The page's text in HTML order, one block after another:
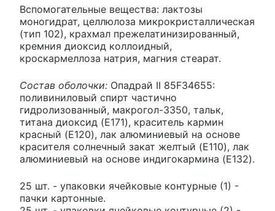
Вспомогательные вещества: лактозы
моногидрат, целлюлоза микрокристаллическая
(тип 102), крахмал прежелатинизированный,
кремния диоксид коллоидный,
кроскармеллоза натрия, магния стеарат.
Состав оболочки: Опадрай II 85F34655:
поливиниловый спирт частично
гидролизованный, макрогол-3350, тальк,
титана диоксид (E171), краситель кармин
красный (E120), лак алюминиевый на основе
красителя солнечный закат желтый (E110), лак
алюминиевый на основе индигокармина (E132).
25 шт. - упаковки ячейковые контурные (1) -
пачки картонные.